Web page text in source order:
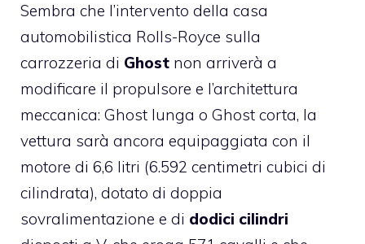
Sembra che l’intervento della casa
automobilistica Rolls-Royce sulla
carrozzeria di Ghost non arriverà a
modificare il propulsore e l’architettura
meccanica: Ghost lunga o Ghost corta, la
vettura sarà ancora equipaggiata con il
motore di 6,6 litri (6.592 centimetri cubici di
cilindrata), dotato di doppia
sovralimentazione e di dodici cilindri